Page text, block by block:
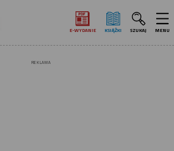
E‑WYDANIE KSIĄŻKI SZUKAJ MENU
REKLAMA